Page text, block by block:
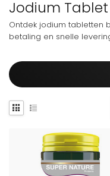
Jodium Tablet
Ontdek jodium tabletten
betaling en snelle